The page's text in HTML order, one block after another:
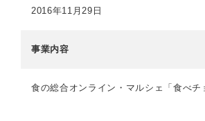
2016年11月29日
事業内容
食の総合オンライン・マルシェ「食べチ